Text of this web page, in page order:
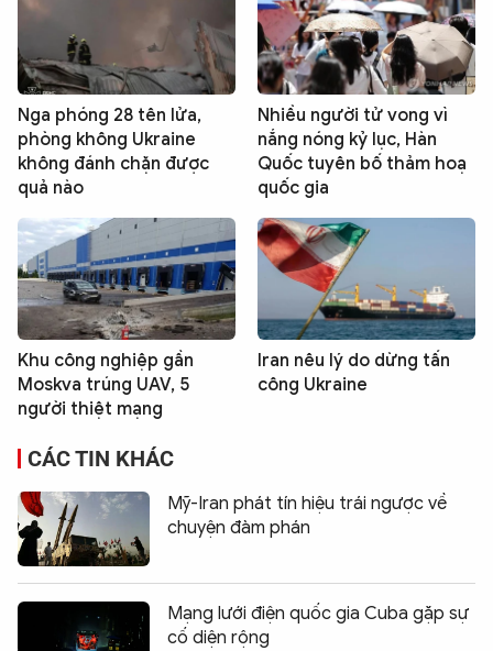
Nga phóng 28 tên lửa,
phòng không Ukraine
không đánh chặn được
quả nào
Nhiều người tử vong vì
nắng nóng kỷ lục, Hàn
Quốc tuyên bố thảm hoạ
quốc gia
Khu công nghiệp gần
Moskva trúng UAV, 5
người thiệt mạng
Iran nêu lý do dừng tấn
công Ukraine
CÁC TIN KHÁC
Mỹ-Iran phát tín hiệu trái ngược về
chuyện đàm phán
Mạng lưới điện quốc gia Cuba gặp sự
cố diện rộng